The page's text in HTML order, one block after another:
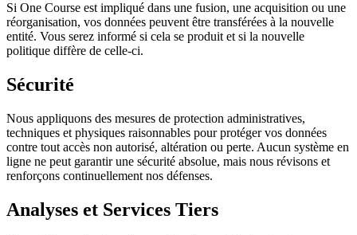
Si One Course est impliqué dans une fusion, une acquisition ou une
réorganisation, vos données peuvent être transférées à la nouvelle
entité. Vous serez informé si cela se produit et si la nouvelle
politique diffère de celle-ci.
Sécurité
Nous appliquons des mesures de protection administratives,
techniques et physiques raisonnables pour protéger vos données
contre tout accès non autorisé, altération ou perte. Aucun système en
ligne ne peut garantir une sécurité absolue, mais nous révisons et
renforçons continuellement nos défenses.
Analyses et Services Tiers